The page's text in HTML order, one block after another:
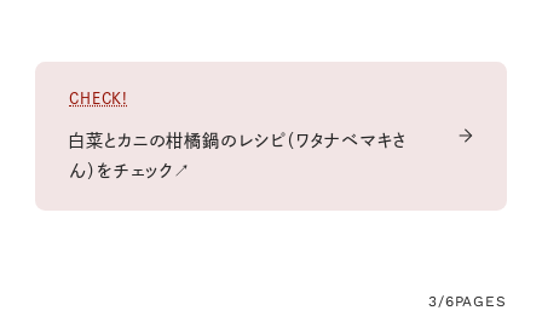
CHECK!
白菜とカニの柑橘鍋のレシピ（ワタナベマキさ
ん）をチェック↗
3/6PAGES